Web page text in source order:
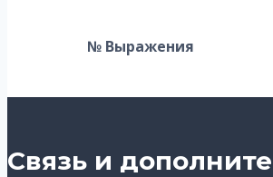
№ Выражения
Связь и